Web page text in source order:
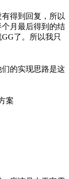
得到回复，所以
月最后得到的结
了。所以我只
的实现思路是这